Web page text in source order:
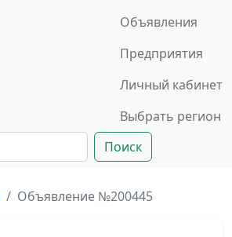
Объявления
Предприятия
Личный кабинет
Выбрать регион
Поиск
Объявление №200445